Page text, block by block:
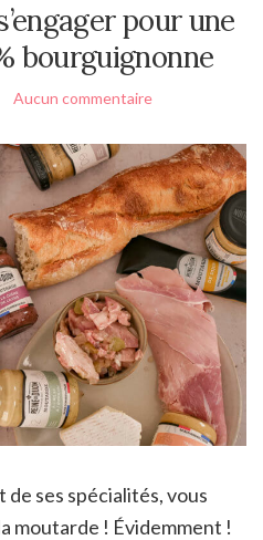
pour une
bourguignonne
Aucun commentaire
de ses spécialités, vous
moutarde ! Évidemment !